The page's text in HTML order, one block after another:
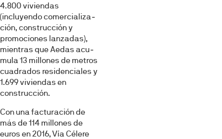
4.800 vi­viendas
(incluyendo comercializa­
ción, construcción y
promociones lanzadas),
mientras que Aedas acu­
mula 13 millones de metros
cuadra­dos residenciales y
1.699 viviendas en
construcción.
Con una facturación de
más de 114 millones de
euros en 2016, Vía Céle­re